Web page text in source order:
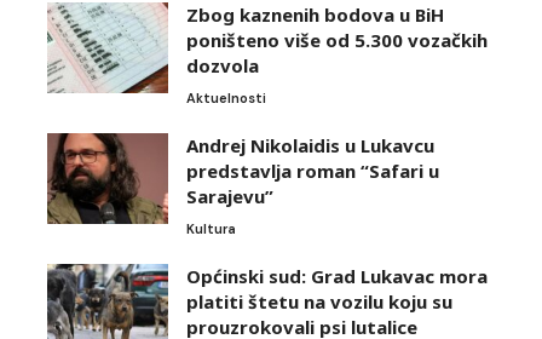
Zbog kaznenih bodova u BiH
poništeno više od 5.300 vozačkih
dozvola
Aktuelnosti
Andrej Nikolaidis u Lukavcu
predstavlja roman “Safari u
Sarajevu”
Kultura
Općinski sud: Grad Lukavac mora
platiti štetu na vozilu koju su
prouzrokovali psi lutalice